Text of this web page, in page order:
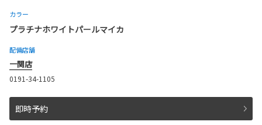
カラー
プラチナホワイトパールマイカ
配備店舗
一関店
0191-34-1105
即時予約